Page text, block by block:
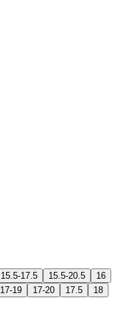
15.5-17.5 15.5-20.5
16
17-19 17-20 17.5
18